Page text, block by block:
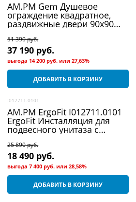
AM.PM Gem Душевое
ограждение квадратное,
раздвижные двери 90x90
прозрачное
51 390 руб.
37 190 руб.
выгода 14 200 руб. или27,63%
ДОБАВИТЬ В КОРЗИНУ
I012711.0101
AM.PM ErgoFit I012711.0101
ErgoFit Инсталляция для
подвесного унитаза с
белый
25 890 руб.
18 490 руб.
выгода7 400 руб. или28,58%
ДОБАВИТЬ В КОРЗИНУ